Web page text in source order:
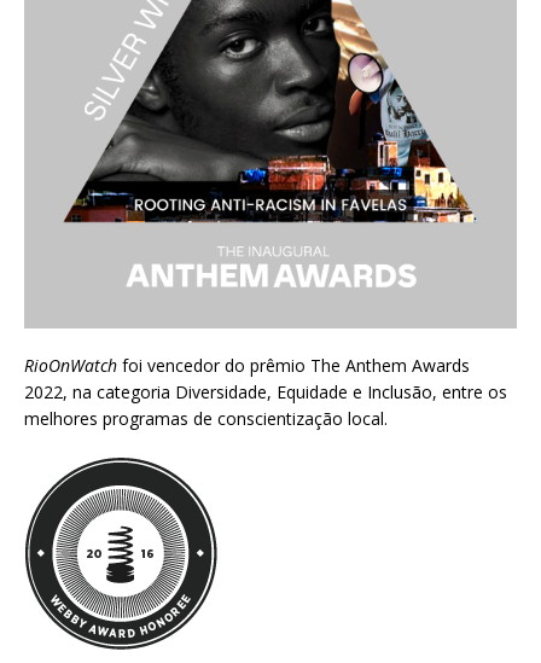
RioOnWatch foi vencedor do prêmio The Anthem Awards
2022, na categoria Diversidade, Equidade e Inclusão, entre os
melhores programas de conscientização local.